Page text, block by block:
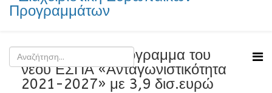
Εγκρίθηκε το Πρόγραμμα του
νέου ΕΣΠΑ «Ανταγωνιστικότητα
2021-2027» με 3,9 δισ.ευρώ